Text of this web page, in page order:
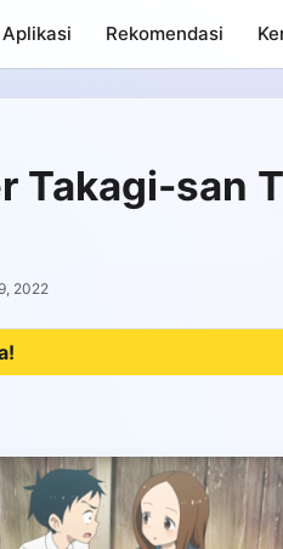
Aplikasi Rekomendasi
Takagi-san
2022